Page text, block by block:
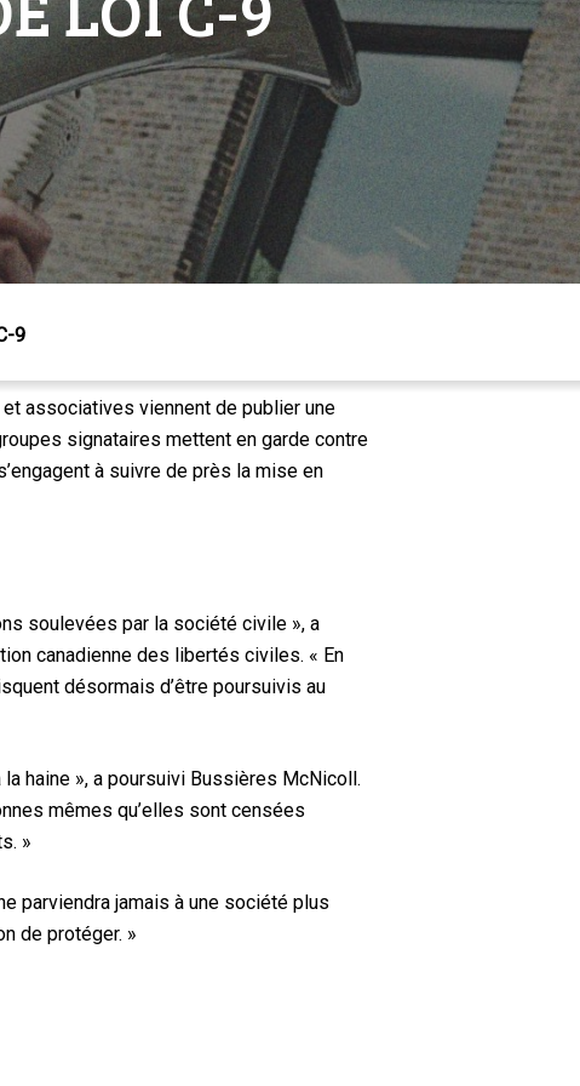
9
associatives viennent de publier une
signataires mettent en garde contre
à suivre de près la mise en
soulevées par la société civile », a
canadienne des libertés civiles. « En
désormais d’être poursuivis au
haine », a poursuivi Bussières McNicoll.
mêmes qu’elles sont censées
»
parviendra jamais à une société plus
de protéger. »